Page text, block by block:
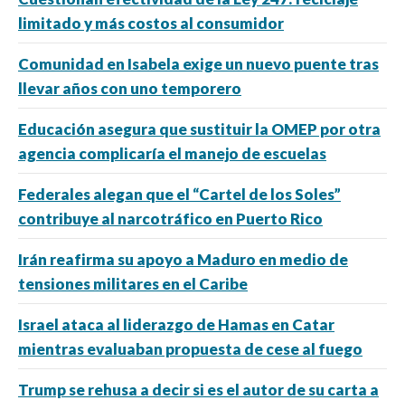
limitado y más costos al consumidor
Comunidad en Isabela exige un nuevo puente tras
llevar años con uno temporero
Educación asegura que sustituir la OMEP por otra
agencia complicaría el manejo de escuelas
Federales alegan que el “Cartel de los Soles”
contribuye al narcotráfico en Puerto Rico
Irán reafirma su apoyo a Maduro en medio de
tensiones militares en el Caribe
Israel ataca al liderazgo de Hamas en Catar
mientras evaluaban propuesta de cese al fuego
Trump se rehusa a decir si es el autor de su carta a